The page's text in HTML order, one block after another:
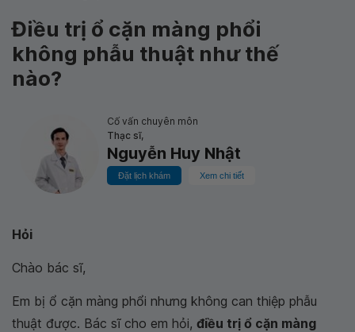
Điều trị ổ cặn màng phổi
không phẫu thuật như thế
nào?
Cố vấn chuyên môn
Thạc sĩ,
Nguyễn Huy Nhật
Đặt lịch khám Xem chi tiết
Hỏi
Chào bác sĩ,
Em bị ổ cặn màng phổi nhưng không can thiệp phẫu
thuật được. Bác sĩ cho em hỏi, điều trị ổ cặn màng